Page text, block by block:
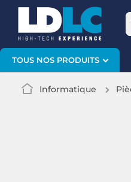
TOUS NOS PRODUITS
Informatique